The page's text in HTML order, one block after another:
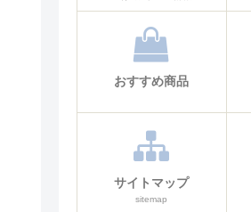
おすすめ商品
サイトマップ
sitemap